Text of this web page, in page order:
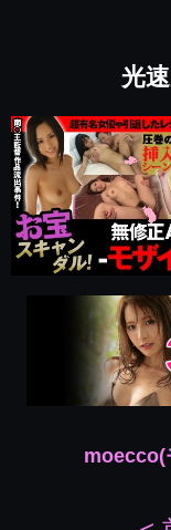
光